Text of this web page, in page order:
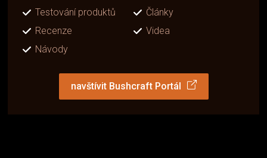
Testování produktů
Články
Recenze
Videa
Návody
navštívit Bushcraft Portál